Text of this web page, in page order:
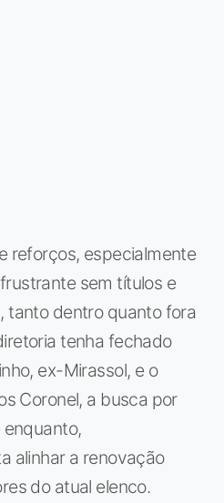
reforços, especialmente
sem títulos e
tanto dentro quanto fora
tenha fechado
ex-Mirassol, e o
Coronel, a busca por
enquanto,
alinhar a renovação
do atual elenco.